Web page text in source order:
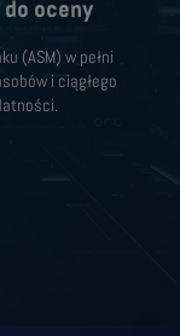
oceny
(ASM) w pełni
i ciągłego